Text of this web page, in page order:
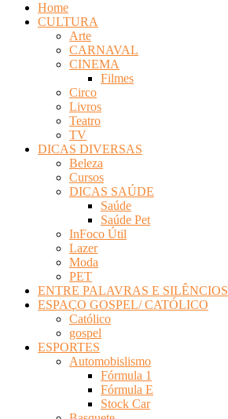
Home
CULTURA
Arte
CARNAVAL
CINEMA
Filmes
Circo
Livros
Teatro
TV
DICAS DIVERSAS
Beleza
Cursos
DICAS SAÚDE
Saúde
Saúde Pet
InFoco Útil
Lazer
Moda
PET
ENTRE PALAVRAS E SILÊNCIOS
ESPAÇO GOSPEL/ CATÓLICO
Católico
gospel
ESPORTES
Automobislismo
Fórmula 1
Fórmula E
Stock Car